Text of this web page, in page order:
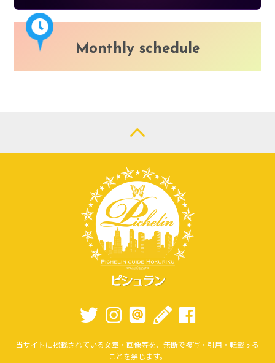
Monthly schedule
当サイトに掲載されている文章・画像等を、無断で複写・引用・転載する
ことを禁じます。